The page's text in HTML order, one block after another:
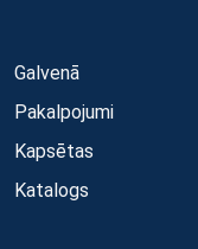
Galvenā
Pakalpojumi
Kapsētas
Katalogs